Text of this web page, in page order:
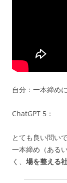
自分：一本締め
ChatGPT 5：
とても良い問いで
一本締め（ある
く、 場を整える